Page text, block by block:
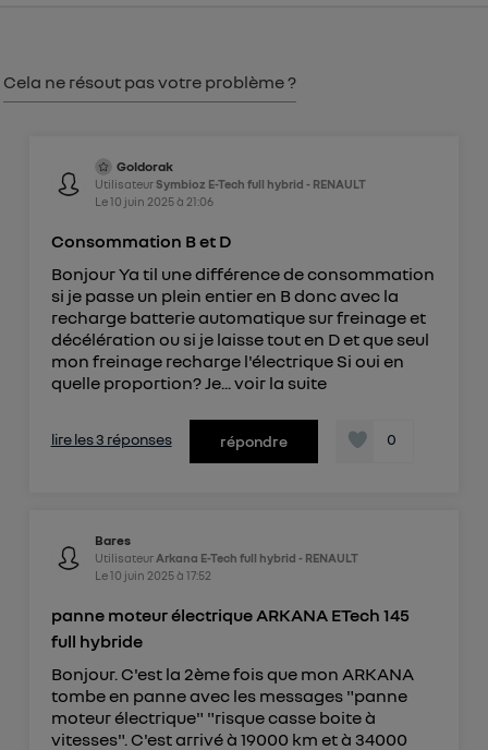
Cela ne résout pas votre problème ?
Goldorak
UtilisateurSymbioz E-Tech full hybrid - RENAULT
Le10 juin 2025à 21:06
Consommation B et D
Bonjour Ya til une différence de consommation
si je passe un plein entier en B donc avec la
recharge batterie automatique sur freinage et
décélération ou si je laisse tout en D et que seul
mon freinage recharge l'électrique Si oui en
quelle proportion? Je... voir la suite
lire les 3 réponses répondre 0
Bares
Utilisateur Arkana E-Tech full hybrid - RENAULT
Le10 juin 2025à 17:52
panne moteur électrique ARKANA ETech 145
full hybride
Bonjour. C'est la 2ème fois que mon ARKANA
tombe en panne avec les messages "panne
moteur électrique" "risque casse boite à
vitesses". C'est arrivé à 19000 km et à 34000
Pour plus d'informations, veuillez consulter
Politique d'information sur les données